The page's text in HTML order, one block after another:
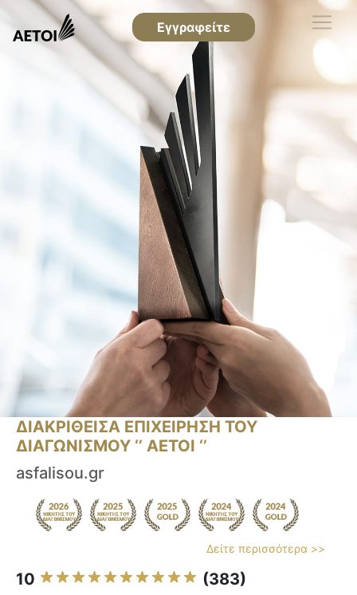
Εγγραφείτε
ΔΙΑΚΡΙΘΕΙΣΑ ΕΠΙΧΕΙΡΗΣΗ ΤΟΥ
ΔΙΑΓΩΝΙΣΜΟΥ ‘’ ΑΕΤΟΙ ‘’
asfalisou.gr
Δείτε περισσότερα >>
10 (383)